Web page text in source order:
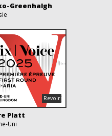
Greenhalgh
Platt
Uni